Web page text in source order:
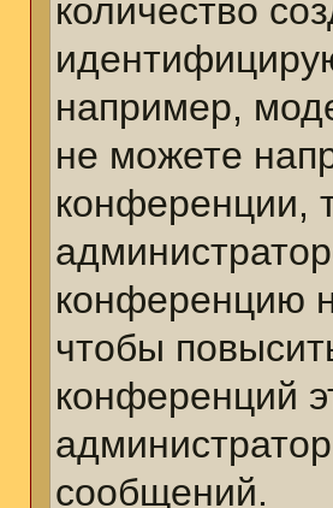
количество
например,
не можете
конференции,
конференцию
чтобы
конференций
сообщений.